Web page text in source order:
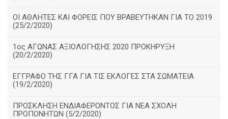
ΟΙ ΑΘΛΗΤΕΣ ΚΑΙ ΦΟΡΕΙΣ ΠΟΥ ΒΡΑΒΕΥΤΗΚΑΝ ΓΙΑ ΤΟ 2019
(25/2/2020)
1ος ΑΓΩΝΑΣ ΑΞΙΟΛΟΓΗΣΗΣ 2020 ΠΡΟΚΗΡΥΞΗ
(20/2/2020)
ΕΓΓΡΑΦΟ ΤΗΣ ΓΓΑ ΓΙΑ ΤΙΣ ΕΚΛΟΓΕΣ ΣΤΑ ΣΩΜΑΤΕΙΑ
(19/2/2020)
ΠΡΟΣΚΛΗΣΗ ΕΝΔΙΑΦΕΡΟΝΤΟΣ ΓΙΑ ΝΕΑ ΣΧΟΛΗ
ΠΡΟΠΟΝΗΤΩΝ (5/2/2020)